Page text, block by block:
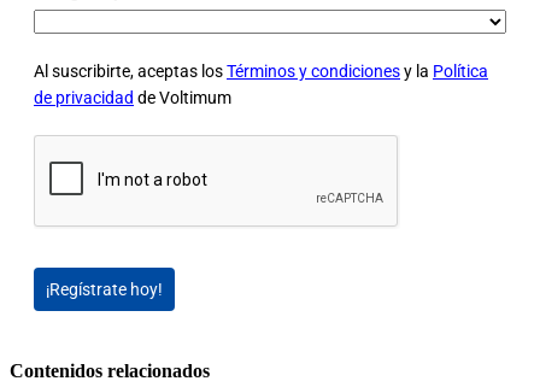
Al suscribirte, aceptas losTérminos y condicionesy la Política
de privacidad de Voltimum
¡Regístrate hoy!
Contenidos relacionados